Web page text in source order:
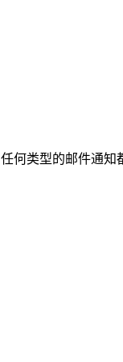
何类型的邮件通知